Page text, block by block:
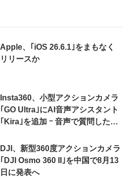
Apple、｢iOS 26.6.1｣をまもなく
リリースか
Insta360、小型アクションカメラ
｢GO Ultra｣にAI音声アシスタント
｢Kira｣を追加 ｰ 音声で質問した
可能に
DJI、新型360度アクションカメラ
｢DJI Osmo 360 II｣を中国で8月13
日に発表へ